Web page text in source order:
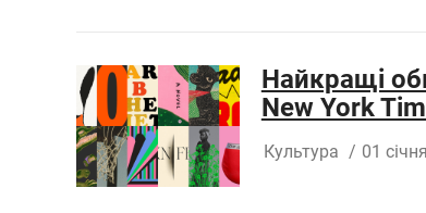
Найкращі
New York
Культура / 01